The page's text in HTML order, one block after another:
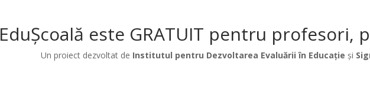
EduȘcoală este GRATUIT pentru profesori,
Un proiect dezvoltat de Institutul pentru Dezvoltarea Evaluării în Educație și